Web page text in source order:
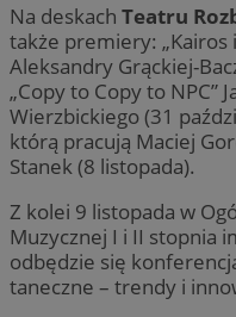
Na deskach Teatru
także premiery: „Kairos
Aleksandry Grąckiej-
„Copy to Copy to NPC”
Wierzbickiego (31
którą pracują Maciej
Stanek (8 listopada).
Z kolei 9 listopada w
Muzycznej I i II stopnia
odbędzie się
taneczne – trendy i